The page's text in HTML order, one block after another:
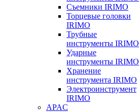
Съемники IRIMO
Торцевые головки
IRIMO
Трубные
инструменты IRIMO
Ударные
инструменты IRIMO
Хранение
инструмента IRIMO
Электроинструмент
IRIMO
APAC